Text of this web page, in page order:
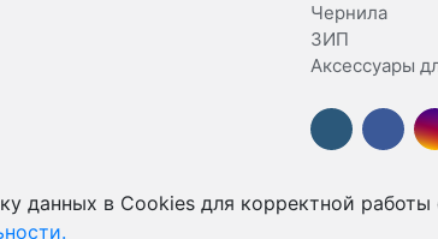
Чернила
ЗИП
Аксессуары
данных в Cookies для корректной